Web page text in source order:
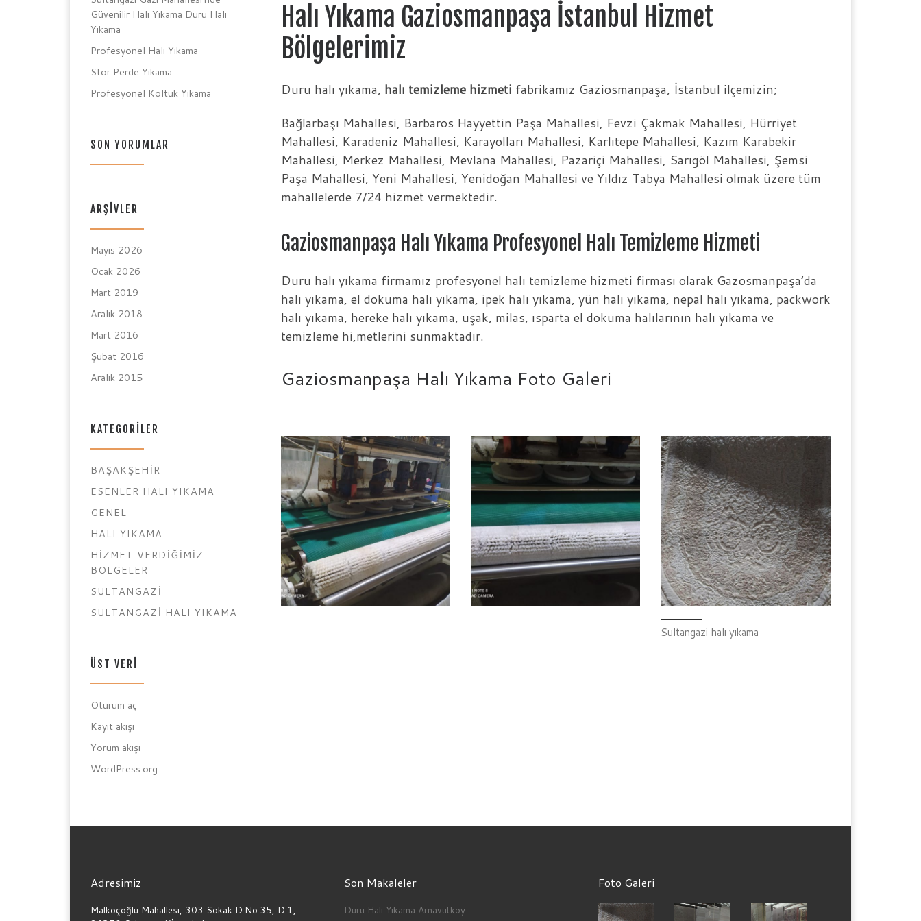
Halı Yıkama Gaziosmanpaşa İstanbul Hizmet
Bölgelerimiz
Duru halı yıkama, halı temizleme hizmeti fabrikamız Gaziosmanpaşa, İstanbul ilçemizin;
Bağlarbaşı Mahallesi, Barbaros Hayyettin Paşa Mahallesi, Fevzi Çakmak Mahallesi, Hürriyet
Mahallesi, Karadeniz Mahallesi, Karayolları Mahallesi, Karlıtepe Mahallesi, Kazım Karabekir
Mahallesi, Merkez Mahallesi, Mevlana Mahallesi, Pazariçi Mahallesi, Sarıgöl Mahallesi, Şemsi
Paşa Mahallesi, Yeni Mahallesi, Yenidoğan Mahallesi ve Yıldız Tabya Mahallesi olmak üzere tüm
mahallelerde 7/24 hizmet vermektedir.
Gaziosmanpaşa Halı Yıkama Profesyonel Halı Temizleme Hizmeti
Duru halı yıkama firmamız profesyonel halı temizleme hizmeti firması olarak Gazosmanpaşa’da
halı yıkama, el dokuma halı yıkama, ipek halı yıkama, yün halı yıkama, nepal halı yıkama, packwork
halı yıkama, hereke halı yıkama, uşak, milas, ısparta el dokuma halılarının halı yıkama ve
temizleme hi,metlerini sunmaktadır.
Gaziosmanpaşa Halı Yıkama Foto Galeri
Sultangazi halı yıkama
Güvenilir Halı Yıkama Duru Halı
Yıkama
Profesyonel Halı Yıkama
Stor Perde Yıkama
Profesyonel Koltuk Yıkama
SON YORUMLAR
ARŞIVLER
Mayıs 2026
Ocak 2026
Mart 2019
Aralık 2018
Mart 2016
Şubat 2016
Aralık 2015
KATEGORILER
BAŞAKŞEHIR
ESENLER HALI YIKAMA
GENEL
HALI YIKAMA
HIZMET VERDIĞIMIZ
BÖLGELER
SULTANGAZI
SULTANGAZI HALI YIKAMA
ÜST VERI
Oturum aç
Kayıt akışı
Yorum akışı
WordPress.org
Adresimiz
Malkoçoğlu Mahallesi, 303 Sokak D:No:35, D:1,
Son Makaleler
Duru Halı Yıkama Arnavutköy
Foto Galeri